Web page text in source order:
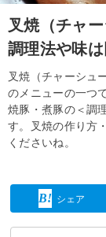
叉焼（チャ
調理法や味
叉焼（チャーシュ
のメニューの一つ
焼豚・煮豚の＜調
す。叉焼の作り方
くださいね。
シェア